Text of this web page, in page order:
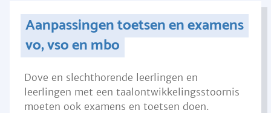
Aanpassingen toetsen en examens
vo, vso en mbo
Dove en slechthorende leerlingen en
leerlingen met een taalontwikkelingsstoornis
moeten ook examens en toetsen doen.